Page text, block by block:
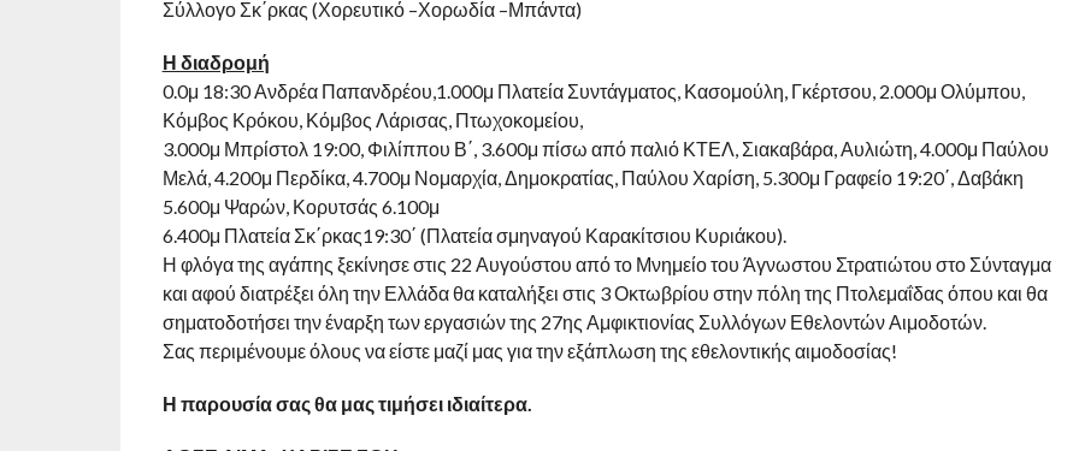
Σύλλογο Σκ΄ρκας (Χορευτικό –Χορωδία –Μπάντα)
Η διαδρομή
0.0μ 18:30 Ανδρέα Παπανδρέου,1.000μ Πλατεία Συντάγματος, Κασομούλη, Γκέρτσου, 2.000μ Ολύμπου,
Κόμβος Κρόκου, Κόμβος Λάρισας, Πτωχοκομείου,
3.000μ Μπρίστολ 19:00, Φιλίππου Β΄, 3.600μ πίσω από παλιό ΚΤΕΛ, Σιακαβάρα, Αυλιώτη, 4.000μ Παύλου
Μελά, 4.200μ Περδίκα, 4.700μ Νομαρχία, Δημοκρατίας, Παύλου Χαρίση, 5.300μ Γραφείο 19:20΄, Δαβάκη
5.600μ Ψαρών, Κορυτσάς 6.100μ
6.400μ Πλατεία Σκ΄ρκας19:30΄ (Πλατεία σμηναγού Καρακίτσιου Κυριάκου).
Η φλόγα της αγάπης ξεκίνησε στις 22 Αυγούστου από το Μνημείο του Άγνωστου Στρατιώτου στο Σύνταγμα
και αφού διατρέξει όλη την Ελλάδα θα καταλήξει στις 3 Οκτωβρίου στην πόλη της Πτολεμαΐδας όπου και θα
σηματοδοτήσει την έναρξη των εργασιών της 27ης Αμφικτιονίας Συλλόγων Εθελοντών Αιμοδοτών.
Σας περιμένουμε όλους να είστε μαζί μας για την εξάπλωση της εθελοντικής αιμοδοσίας!
Η παρουσία σας θα μας τιμήσει ιδιαίτερα.